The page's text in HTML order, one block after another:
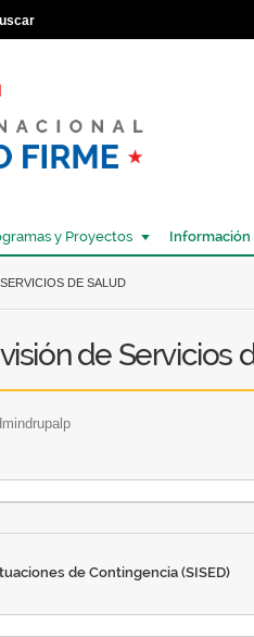
y Proyectos Información
AQUÍ DE SALUD
de Servicios
de Contingencia (SISED)